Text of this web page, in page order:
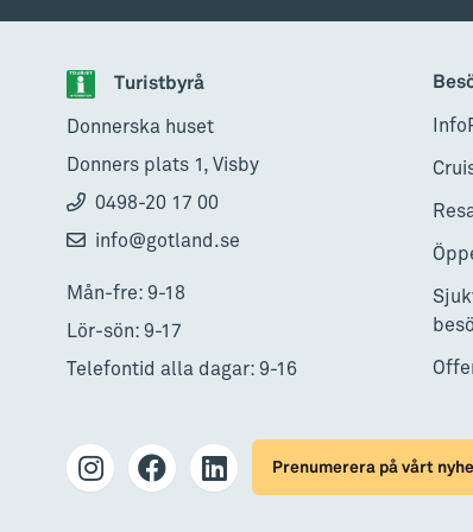
Turistbyrå
Donnerska huset
Donners plats 1, Visby
0498-20 17 00
info@gotland.se
Mån-fre: 9-18
Lör-sön: 9-17
Telefontid alla dagar: 9-16
Prenumerera på vårt